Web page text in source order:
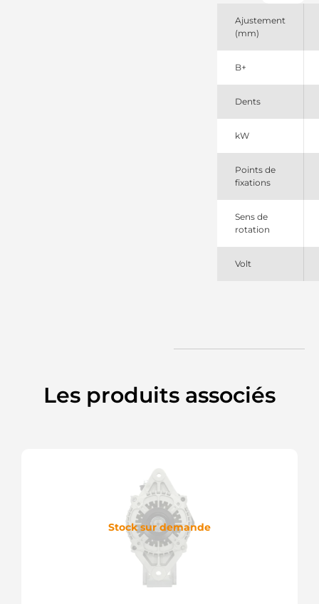
0230001240
Nikko
0230001330
Nikko
231266
Cargo
6008133230
Komatsu
910254
PSH
DRS0254
Remy
LRS01875
Ajustement
(mm)
B+
Dents
kW
Points de
fixations
Sens de
rotation
Volt
Les produits associés
Stock sur demande